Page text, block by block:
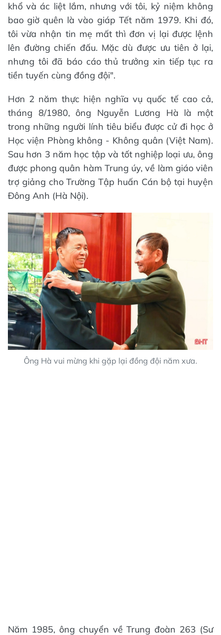
khổ và ác liệt lắm, nhưng với tôi, kỷ niệm không
bao giờ quên là vào giáp Tết năm 1979. Khi đó,
tôi vừa nhận tin mẹ mất thì đơn vị lại được lệnh
lên đường chiến đấu. Mặc dù được ưu tiên ở lại,
nhưng tôi đã báo cáo thủ trưởng xin tiếp tục ra
tiền tuyến cùng đồng đội".
Hơn 2 năm thực hiện nghĩa vụ quốc tế cao cả,
tháng 8/1980, ông Nguyễn Lương Hà là một
trong những người lính tiêu biểu được cử đi học ở
Học viện Phòng không - Không quân (Việt Nam).
Sau hơn 3 năm học tập và tốt nghiệp loại ưu, ông
được phong quân hàm Trung úy, về làm giáo viên
trợ giảng cho Trường Tập huấn Cán bộ tại huyện
Đông Anh (Hà Nội).
Ông Hà vui mừng khi gặp lại đồng đội năm xưa.
Năm 1985, ông chuyển về Trung đoàn 263 (Sư